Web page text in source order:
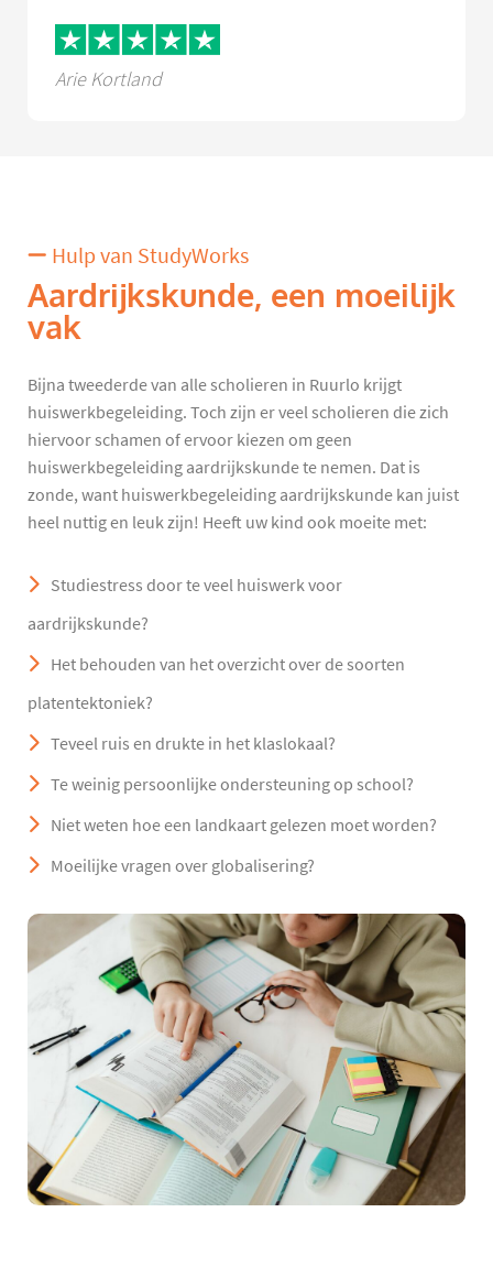
Arie Kortland
Hulp van StudyWorks
Aardrijkskunde, een moeilijk
vak
Bijna tweederde van alle scholieren in Ruurlo krijgt
huiswerkbegeleiding. Toch zijn er veel scholieren die zich
hiervoor schamen of ervoor kiezen om geen
huiswerkbegeleiding aardrijkskunde te nemen. Dat is
zonde, want huiswerkbegeleiding aardrijkskunde kan juist
heel nuttig en leuk zijn! Heeft uw kind ook moeite met:
Studiestress door te veel huiswerk voor
aardrijkskunde?
Het behouden van het overzicht over de soorten
platentektoniek?
Teveel ruis en drukte in het klaslokaal?
Te weinig persoonlijke ondersteuning op school?
Niet weten hoe een landkaart gelezen moet worden?
Moeilijke vragen over globalisering?